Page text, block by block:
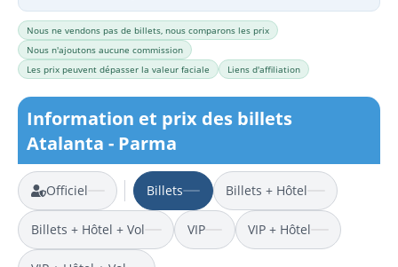
Nous ne vendons pas de billets, nous comparons les prix
Nous n'ajoutons aucune commission
Les prix peuvent dépasser la valeur faciale
Liens d'affiliation
Information et prix des billets
Atalanta - Parma
Officiel Billets Billets + Hôtel
Billets + Hôtel + Vol VIP VIP + Hôtel